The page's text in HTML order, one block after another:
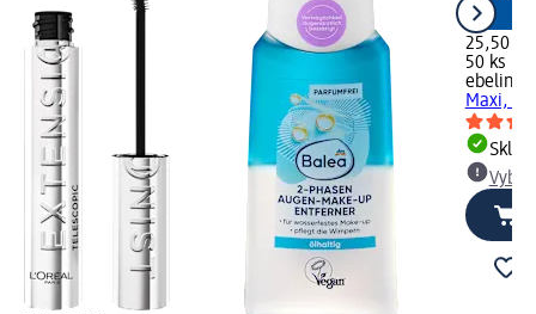
25,50 Kč
50 ks
ebelin
Maxi, 50